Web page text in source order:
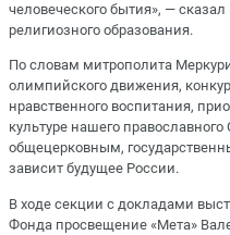
человеческого бытия», —
религиозного образования.
По словам митрополита
олимпийского движения,
нравственного воспитания,
культуре нашего православного
общецерковным,
зависит будущее России.
В ходе секции с докладами
Фонда просвещение «Мета»